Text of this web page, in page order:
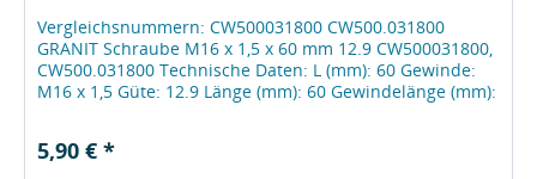
Vergleichsnummern: CW500031800 CW500.031800
GRANIT Schraube M16 x 1,5 x 60 mm 12.9 CW500031800,
CW500.031800 Technische Daten: L (mm): 60 Gewinde:
M16 x 1,5 Güte: 12.9 Länge (mm): 60 Gewindelänge (mm):
5,90 € *